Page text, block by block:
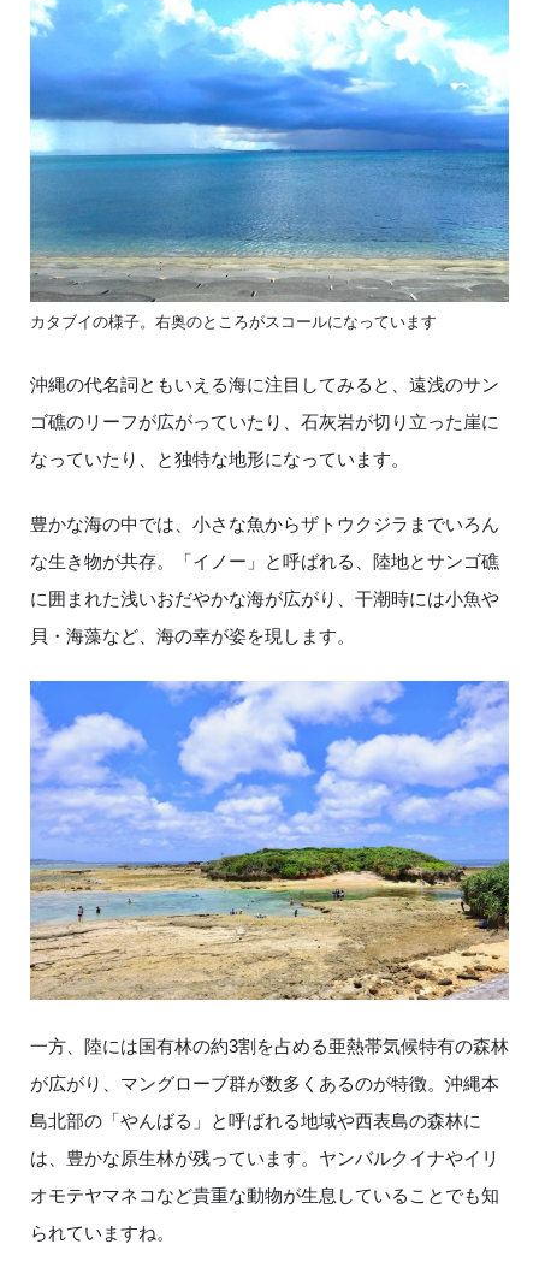
カタブイの様子。右奥のところがスコールになっています
沖縄の代名詞ともいえる海に注目してみると、遠浅のサン
ゴ礁のリーフが広がっていたり、石灰岩が切り立った崖に
なっていたり、と独特な地形になっています。
豊かな海の中では、小さな魚からザトウクジラまでいろん
な生き物が共存。「イノー」と呼ばれる、陸地とサンゴ礁
に囲まれた浅いおだやかな海が広がり、干潮時には小魚や
貝・海藻など、海の幸が姿を現します。
一方、陸には国有林の約3割を占める亜熱帯気候特有の森林
が広がり、マングローブ群が数多くあるのが特徴。沖縄本
島北部の「やんばる」と呼ばれる地域や西表島の森林に
は、豊かな原生林が残っています。ヤンバルクイナやイリ
オモテヤマネコなど貴重な動物が生息していることでも知
られていますね。